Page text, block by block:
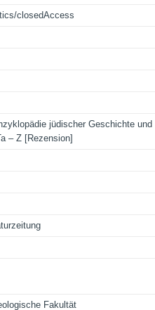
closedAccess
jüdischer Geschichte und
– Z [Rezension]
Fakultät